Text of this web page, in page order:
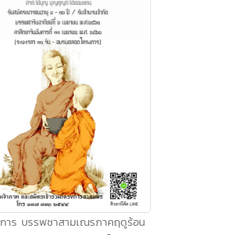
การ บรรพชาสามเณรภาคฤดูร้อน